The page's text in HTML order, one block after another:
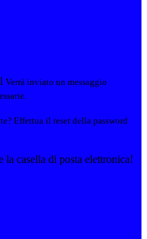
Verrà inviato un messaggio
Effettua il reset della password
casella di posta elettronica!